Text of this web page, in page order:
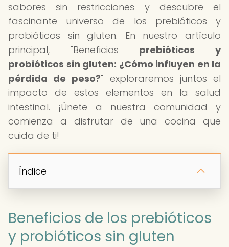
sabores sin restricciones y descubre el
fascinante universo de los prebióticos y
probióticos sin gluten. En nuestro artículo
principal, "Beneficios prebióticos y
probióticos sin gluten: ¿Cómo influyen en la
pérdida de peso?" exploraremos juntos el
impacto de estos elementos en la salud
intestinal. ¡Únete a nuestra comunidad y
comienza a disfrutar de una cocina que
cuida de ti!
Índice
Beneficios de los prebióticos
y probióticos sin gluten